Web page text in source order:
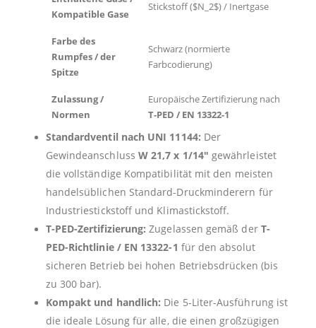
Kompatible Gase
Stickstoff ($N_2$) / Inertgase
Farbe des
Rumpfes / der
Spitze
Schwarz (normierte
Farbcodierung)
Zulassung /
Normen
Europäische Zertifizierung nach
T-PED / EN 13322-1
Standardventil nach UNI 11144: Der
Gewindeanschluss W 21,7 x 1/14″ gewährleistet
die vollständige Kompatibilität mit den meisten
handelsüblichen Standard-Druckminderern für
Industriestickstoff und Klimastickstoff.
T-PED-Zertifizierung: Zugelassen gemäß der T-
PED-Richtlinie / EN 13322-1 für den absolut
sicheren Betrieb bei hohen Betriebsdrücken (bis
zu 300 bar).
Kompakt und handlich: Die 5-Liter-Ausführung ist
die ideale Lösung für alle, die einen großzügigen